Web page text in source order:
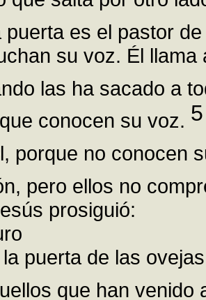
puerta es el pastor
su voz. Él
las ha sacado a
conocen su voz. 5
porque no conocen
pero ellos no
prosiguió:
puerta de las
que han venido